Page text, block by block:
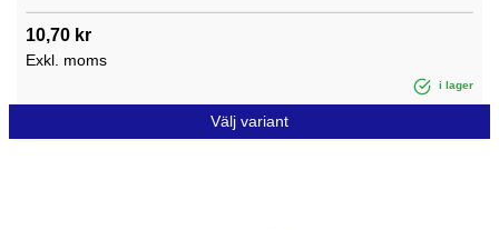
10,70 kr
Exkl. moms
i lager
Välj variant